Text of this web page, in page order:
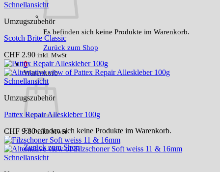
Es befinden sich keine Produkte im Warenkorb.
Zurück zum Shop
0
Warenkorb
Es befinden sich keine Produkte im Warenkorb.
Zurück zum Shop
Schnellansicht
Umzugszubehör
Scotch Brite Classic
CHF 2.90 inkl. MwSt
Schnellansicht
Umzugszubehör
Pattex Repair Alleskleber 100g
CHF 9.80 inkl. MwSt
Schnellansicht